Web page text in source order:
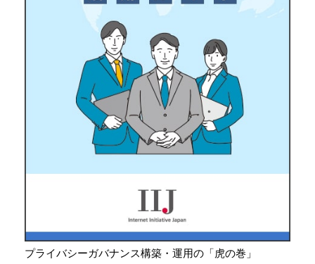
プライバシーガバナンス構築・運用の「虎の巻」